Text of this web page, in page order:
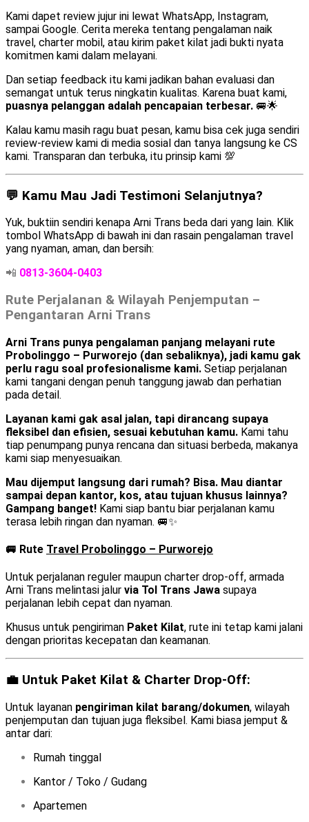
Kami dapet review jujur ini lewat WhatsApp, Instagram,
sampai Google. Cerita mereka tentang pengalaman naik
travel, charter mobil, atau kirim paket kilat jadi bukti nyata
komitmen kami dalam melayani.
Dan setiap feedback itu kami jadikan bahan evaluasi dan
semangat untuk terus ningkatin kualitas. Karena buat kami,
puasnya pelanggan adalah pencapaian terbesar. 🚐🌟
Kalau kamu masih ragu buat pesan, kamu bisa cek juga sendiri
review-review kami di media sosial dan tanya langsung ke CS
kami. Transparan dan terbuka, itu prinsip kami 💯
💬 Kamu Mau Jadi Testimoni Selanjutnya?
Yuk, buktiin sendiri kenapa Arni Trans beda dari yang lain. Klik
tombol WhatsApp di bawah ini dan rasain pengalaman travel
yang nyaman, aman, dan bersih:
📲 0813-3604-0403
Rute Perjalanan & Wilayah Penjemputan –
Pengantaran Arni Trans
Arni Trans punya pengalaman panjang melayani rute
Probolinggo – Purworejo (dan sebaliknya), jadi kamu gak
perlu ragu soal profesionalisme kami. Setiap perjalanan
kami tangani dengan penuh tanggung jawab dan perhatian
pada detail.
Layanan kami gak asal jalan, tapi dirancang supaya
fleksibel dan efisien, sesuai kebutuhan kamu. Kami tahu
tiap penumpang punya rencana dan situasi berbeda, makanya
kami siap menyesuaikan.
Mau dijemput langsung dari rumah? Bisa. Mau diantar
sampai depan kantor, kos, atau tujuan khusus lainnya?
Gampang banget! Kami siap bantu biar perjalanan kamu
terasa lebih ringan dan nyaman. 🚐✨
🚐 Rute Travel Probolinggo – Purworejo
Untuk perjalanan reguler maupun charter drop-off, armada
Arni Trans melintasi jalur via Tol Trans Jawa supaya
perjalanan lebih cepat dan nyaman.
Khusus untuk pengiriman Paket Kilat, rute ini tetap kami jalani
dengan prioritas kecepatan dan keamanan.
💼 Untuk Paket Kilat & Charter Drop-Off:
Untuk layanan pengiriman kilat barang/dokumen, wilayah
penjemputan dan tujuan juga fleksibel. Kami biasa jemput &
antar dari:
Rumah tinggal
Kantor / Toko / Gudang
Apartemen